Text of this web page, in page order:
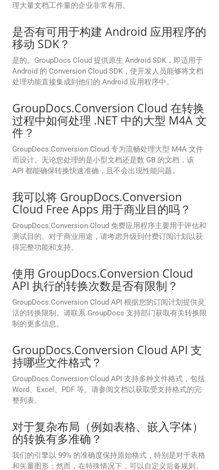
理大量文档工作量的企业非常有用。
是否有可用于构建 Android 应用程序的
移动 SDK？
是的。GroupDocs Cloud 提供原生 Android SDK，即适用于
Android 的 Conversion Cloud SDK，使开发人员能够将文档
处理功能直接集成到他们的 Android 应用程序中。
GroupDocs.Conversion Cloud 在转换
过程中如何处理 .NET 中的大型 M4A 文
件？
GroupDocs.Conversion Cloud 专为流畅处理大型 M4A 文件
而设计。无论您处理的是小型文档还是数 GB 的文档，该
API 都能确保转换快速准确，且不会出现性能问题。
我可以将 GroupDocs.Conversion
Cloud Free Apps 用于商业目的吗？
GroupDocs.Conversion Cloud 免费应用程序主要用于评估和
测试目的。对于商业用途，请考虑升级到付费订阅计划以获
得完整功能和支持。
使用 GroupDocs.Conversion Cloud
API 执行的转换次数是否有限制？
GroupDocs.Conversion Cloud API 根据您的订阅计划提供灵
活的转换限制。请联系 GroupDocs 支持部门获取有关转换限
制的更多信息。
GroupDocs.Conversion Cloud API 支
持哪些文件格式？
GroupDocs.Conversion Cloud API 支持多种文件格式，包括
Word、Excel、PDF 等。请参阅文档以获取受支持格式的完
整列表。
对于复杂布局（例如表格、嵌入字体）
的转换有多准确？
我们的引擎以 99% 的准确度保持原始格式，特别是对于表格
和矢量图形；然而，在特殊情况下，可以自定义后备规则。